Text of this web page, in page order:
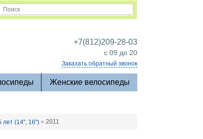
+7(812)209-28-03
c 09 до 20
Заказать обратный звонок
Женские велосипеды
лет (14", 16") » 2011